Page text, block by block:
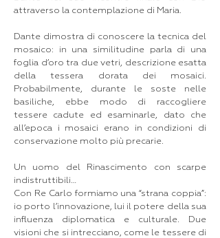
attraverso la contemplazione di Maria.
Dante dimostra di conoscere la tecnica del
mosaico: in una similitudine parla di una
foglia d’oro tra due vetri, descrizione esatta
della tessera dorata dei mosaici.
Probabilmente, durante le soste nelle
basiliche, ebbe modo di raccogliere
tessere cadute ed esaminarle, dato che
all’epoca i mosaici erano in condizioni di
conservazione molto più precarie.
Un uomo del Rinascimento con scarpe
indistruttibili…
Con Re Carlo formiamo una “strana coppia”:
io porto l’innovazione, lui il potere della sua
influenza diplomatica e culturale. Due
visioni che si intrecciano, come le tessere di